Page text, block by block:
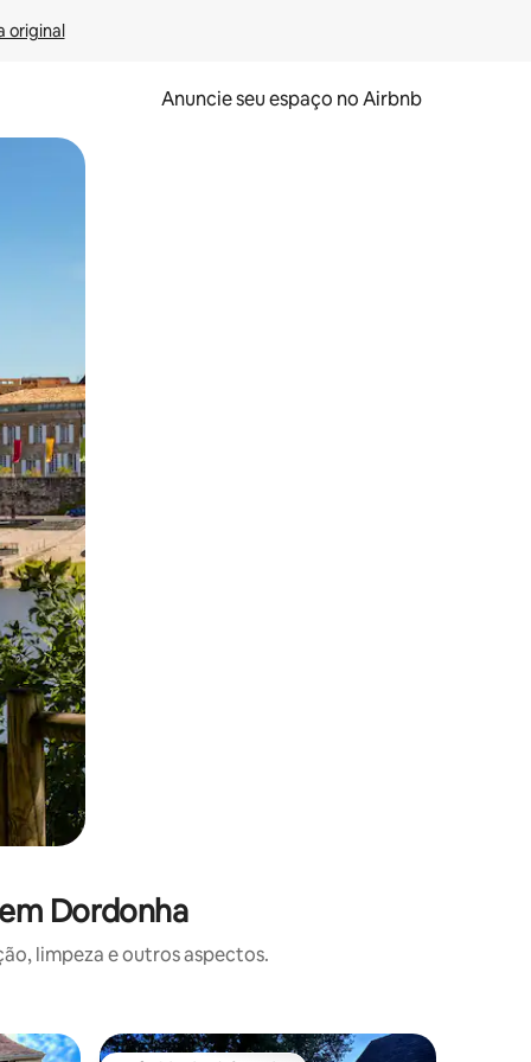
original
Anuncie seu espaço no Airbnb
o dedo na tela.
Dordonha
limpeza e outros aspectos.